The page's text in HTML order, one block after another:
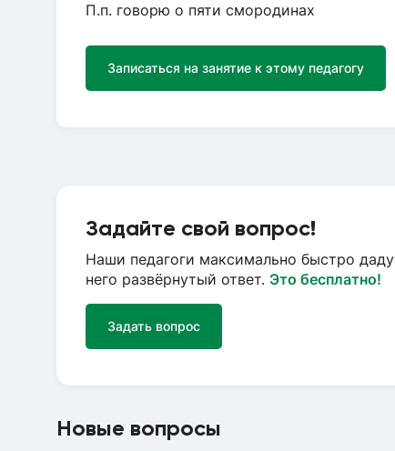
П.п. говорю о пяти смородинах
Записаться на занятие к этому педагогу
Задайте свой вопрос!
Наши педагоги максимально быстро
него развёрнутый ответ. Это бесплатно!
Задать вопрос
Новые вопросы